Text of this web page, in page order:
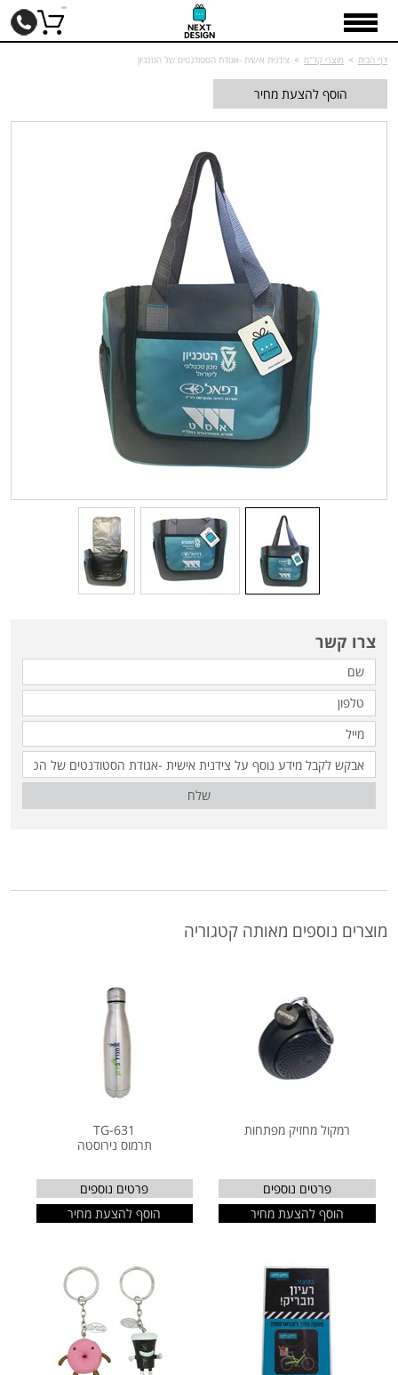
דף הבית > מוצרי קד"מ > צידנית אישית -אגודת הסטודנטים של הטכניון
הוסף להצעת מחיר
צרו קשר
שלח
מוצרים נוספים מאותה קטגוריה
רמקול מחזיק מפתחות
פרטים נוספים
הוסף להצעת מחיר
TG-631
תרמוס נירוסטה
פרטים נוספים
הוסף להצעת מחיר